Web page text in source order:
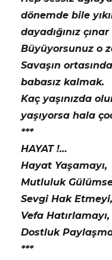
dönemde bile
dayadığınız
Büyüyorsunuz o
Savaşın
babasız kalmak.
Kaç yaşınızda
yaşıyorsa hala
***
HAYAT !…
Hayat Yaşamayı,
Mutluluk
Sevgi Hak Etmeyi,
Vefa Hatırlamayı,
Dostluk
***